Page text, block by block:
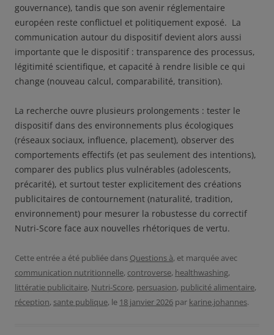
gouvernance), tandis que son avenir réglementaire
européen reste conflictuel et politiquement exposé. La
communication autour du dispositif devient alors aussi
importante que le dispositif : transparence des processus,
légitimité scientifique, et capacité à rendre lisible ce qui
change (nouveau calcul, comparabilité, transition).
La recherche ouvre plusieurs prolongements : tester le
dispositif dans des environnements plus écologiques
(réseaux sociaux, influence, placement), observer des
comportements effectifs (et pas seulement des intentions),
comparer des publics plus vulnérables (adolescents,
précarité), et surtout tester explicitement des créations
publicitaires de contournement (naturalité, tradition,
environnement) pour mesurer la robustesse du correctif
Nutri-Score face aux nouvelles rhétoriques de vertu.
Cette entrée a été publiée dans Questions à, et marquée avec
communication nutritionnelle, controverse, healthwashing,
littératie publicitaire, Nutri-Score, persuasion, publicité alimentaire,
réception, sante publique, le 18 janvier 2026 par karine.johannes.